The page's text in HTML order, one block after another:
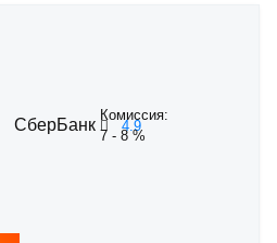
СберБанк 4.9
Комиссия:
7 - 8 %